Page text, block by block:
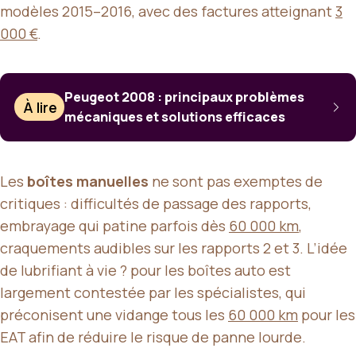
modèles 2015–2016, avec des factures atteignant3
000 €.
À lire
Peugeot 2008 : principaux problèmes
mécaniques et solutions efficaces
Les boîtes manuelles ne sont pas exemptes de
critiques : difficultés de passage des rapports,
embrayage qui patine parfois dès 60 000 km,
craquements audibles sur les rapports 2 et 3. L’idée
de lubrifiant à vie ? pour les boîtes auto est
largement contestée par les spécialistes, qui
préconisent une vidange tous les 60 000 km pour les
EAT afin de réduire le risque de panne lourde.